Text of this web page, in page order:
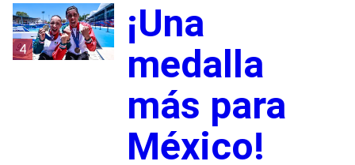
4
¡Una
medalla
más para
México!